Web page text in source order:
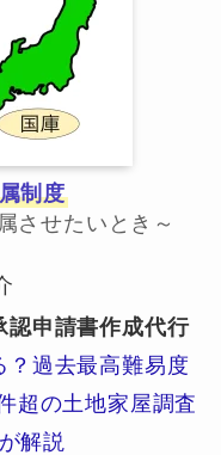
制度
させたいとき～
認申請書作成代行
？過去最高難易度
超の土地家屋調査
解説